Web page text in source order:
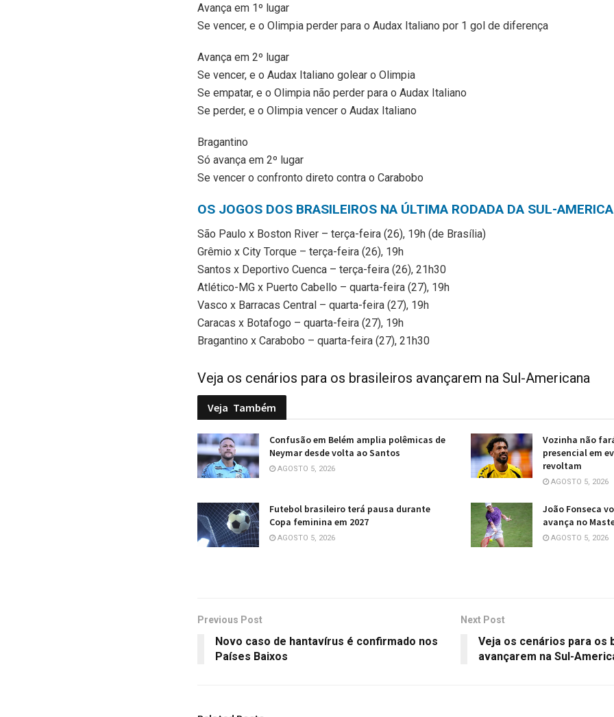
Avança em 1º lugar
Se vencer, e o Olimpia perder para o Audax Italiano por 1 gol de diferença
Avança em 2º lugar
Se vencer, e o Audax Italiano golear o Olimpia
Se empatar, e o Olimpia não perder para o Audax Italiano
Se perder, e o Olimpia vencer o Audax Italiano
Bragantino
Só avança em 2º lugar
Se vencer o confronto direto contra o Carabobo
OS JOGOS DOS BRASILEIROS NA ÚLTIMA RODADA DA SUL-
São Paulo x Boston River – terça-feira (26), 19h (de Brasília)
Grêmio x City Torque – terça-feira (26), 19h
Santos x Deportivo Cuenca – terça-feira (26), 21h30
Atlético-MG x Puerto Cabello – quarta-feira (27), 19h
Vasco x Barracas Central – quarta-feira (27), 19h
Caracas x Botafogo – quarta-feira (27), 19h
Bragantino x Carabobo – quarta-feira (27), 21h30
Veja os cenários para os brasileiros avançarem na Sul-Americana
Veja Também
Confusão em Belém amplia polêmicas de
Neymar desde volta ao Santos
AGOSTO 5, 2026
Vozinha não
presencial em
revoltam
AGOSTO 5, 2026
Futebol brasileiro terá pausa durante
Copa feminina em 2027
AGOSTO 5, 2026
João Fonseca
avança no
AGOSTO 5, 2026
Previous Post
Novo caso de hantavírus é confirmado nos
Países Baixos
Next Post
Veja os cenários para os
avançarem na Sul-